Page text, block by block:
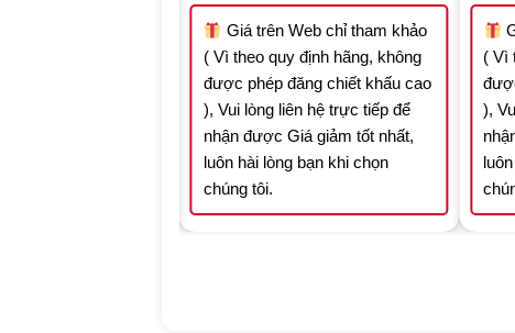
3.938.000 ₫.
2.756.600 ₫.
Giá trên Web chỉ tham khảo
( Vì theo quy định hãng, không
được phép đăng chiết khấu cao
), Vui lòng liên hệ trực tiếp để
nhận được Giá giảm tốt nhất,
luôn hài lòng bạn khi chọn
chúng tôi.
( Vì
),
2.417.100 ₫.